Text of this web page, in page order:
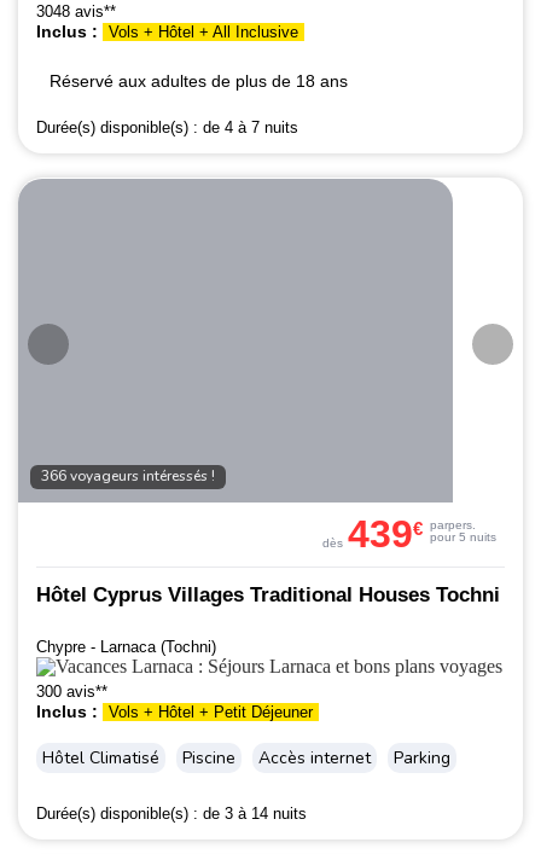
3048 avis**
Inclus : Vols + Hôtel + All Inclusive
Réservé aux adultes de plus de 18 ans
Durée(s) disponible(s) : de 4 à 7 nuits
366 voyageurs intéressés !
Hôtel Cyprus Villages Traditional Houses Tochni
Chypre - Larnaca (Tochni)
300 avis**
Inclus : Vols + Hôtel + Petit Déjeuner
Hôtel Climatisé Piscine Accès internet Parking
Durée(s) disponible(s) : de 3 à 14 nuits
dès 439€ parpers.
pour 5 nuits